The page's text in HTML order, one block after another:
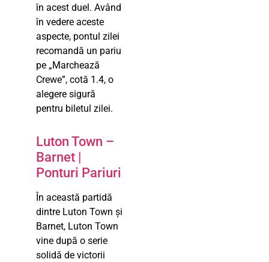
în acest duel. Având
în vedere aceste
aspecte, pontul zilei
recomandă un pariu
pe „Marchează
Crewe”, cotă 1.4, o
alegere sigură
pentru biletul zilei.
Luton Town –
Barnet |
Ponturi Pariuri
În această partidă
dintre Luton Town și
Barnet, Luton Town
vine după o serie
solidă de victorii